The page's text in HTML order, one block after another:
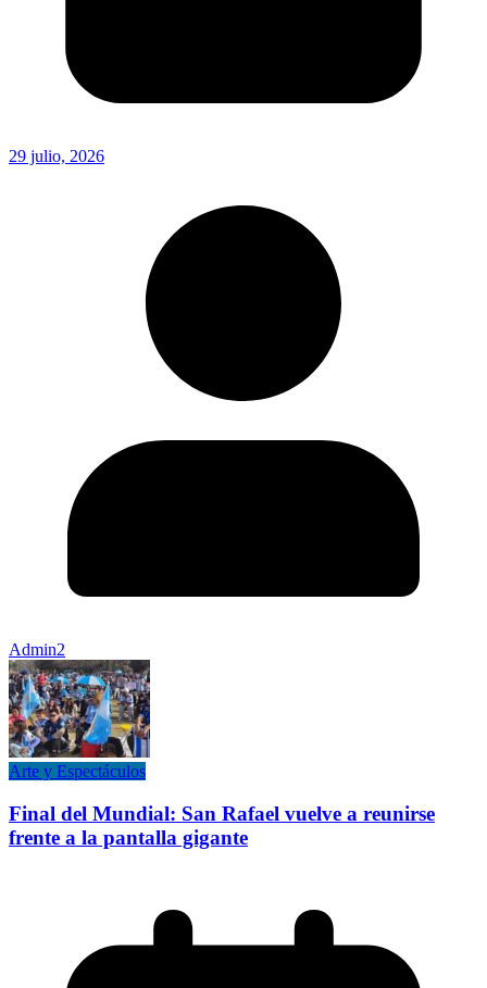
29 julio, 2026
Admin2
Arte y Espectáculos
Final del Mundial: San Rafael vuelve a reunirse
frente a la pantalla gigante